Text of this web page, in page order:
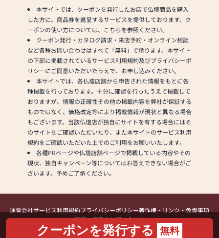
クーポンを発行する 無料
本サイトでは、クーポンを発行したお店で仏壇商品を購入
した方に、商品券を進呈するサービスを提供しております。ク
ーポンの使い方については、こちらを参照ください。
クーポン発行・カタログ請求・来店予約・オンライン相談
など各種お問い合わせはすべて「無料」で承ります。本サイト
の下部に掲載されているサービス利用規約及びプライバシーポ
リシーにご同意いただいたうえで、お申し込みください。
本サイトでは、各仏壇店舗から申告された情報をもとに各
種掲載を行っております。十分に確認を行ったうえで掲載して
おりますが、情報の正確性その他の掲載内容を弊社が保証する
ものではなく、価格改定等により掲載情報が現状と異なる場合
もございます。当該仏壇店が独自にサイトを有する場合にはそ
のサイトをご確認いただいたり、また本サイトのサービス利用
規約をご確認いただいた上でのご利用をお願いいたします。
各種PRページや仏壇店舗ページで掲載している内容やその
現状、独自キャンペーン等についてはお答えできない場合がご
ざいます。予めご了承ください。
運営会社サービス利用規約プライバシーポリシー著作権・リンク・免責事項
提携・掲載のお問い合わせ
Copyright (C) Kamakura Shinsho, Ltd. All Rights Reserved.